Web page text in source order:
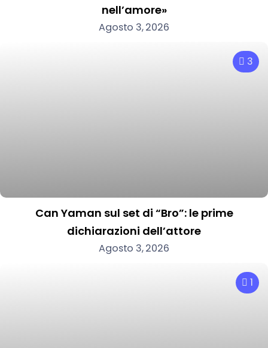
nell’amore»
Agosto 3, 2026
3
Can Yaman sul set di “Bro”: le prime
dichiarazioni dell’attore
Agosto 3, 2026
1